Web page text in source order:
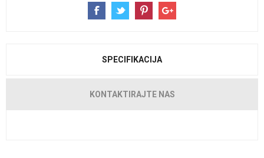
SPECIFIKACIJA
KONTAKTIRAJTE NAS